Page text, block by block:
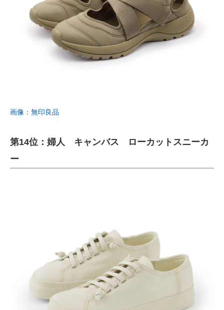
画像：無印良品
第14位：婦人 キャンバス ローカットスニーカ
ー